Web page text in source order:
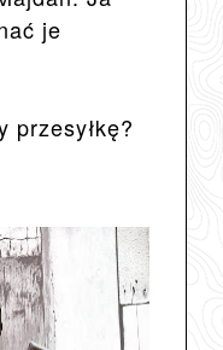
je
przesyłkę?